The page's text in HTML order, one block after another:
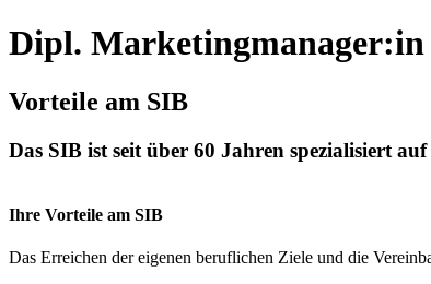
Dipl. Marketingmanager:in
Vorteile am SIB
Das SIB ist seit über 60 Jahren spezialisiert
Ihre Vorteile am SIB
Das Erreichen der eigenen beruflichen Ziele und die